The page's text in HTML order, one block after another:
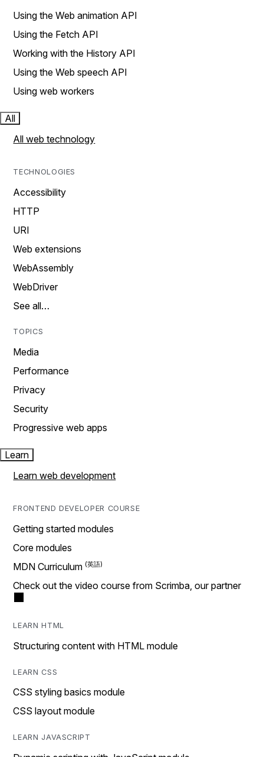
Using the Web animation API
Using the Fetch API
Working with the History API
Using the Web speech API
Using web workers
All
All web technology
TECHNOLOGIES
Accessibility
HTTP
URI
Web extensions
WebAssembly
WebDriver
See all…
TOPICS
Media
Performance
Privacy
Security
Progressive web apps
Learn
Learn web development
FRONTEND DEVELOPER COURSE
Getting started modules
Core modules
MDN Curriculum
Check out the video course from Scrimba, our partner
LEARN HTML
Structuring content with HTML module
LEARN CSS
CSS styling basics module
CSS layout module
LEARN JAVASCRIPT